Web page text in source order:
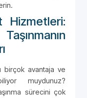
Hizmetleri:
birçok avantaja ve
muydunuz?
sürecini çok